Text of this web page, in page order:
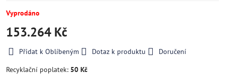
Vyprodáno
153.264 Kč
Přidat k Oblíbeným Dotaz k produktu
Doručení
Recyklační poplatek: 50 Kč